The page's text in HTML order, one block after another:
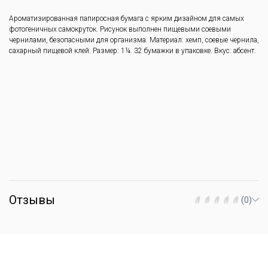
Ароматизированная папиросная бумага с ярким дизайном для самых
фотогеничных самокруток. Рисунок выполнен пищевыми соевыми
чернилами, безопасными для организма. Материал: хемп, соевые чернила,
сахарный пищевой клей. Размер: 1¼. 32 бумажки в упаковке. Вкус: абсент.
Отзывы (0)